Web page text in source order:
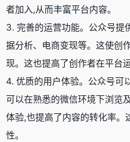
者加入,从而丰富平台内容。
3. 完善的运营功能。公众号提
据分析、电商变现等。这使创
现。这也提高了创作者在平台
4. 优质的用户体验。公众号可
可以在熟悉的微信环境下浏览
体验,也提高了内容的转化率。
性。